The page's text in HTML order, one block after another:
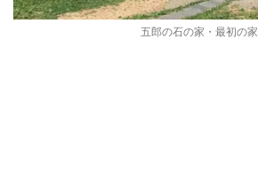
五郎の石の家・最初の家